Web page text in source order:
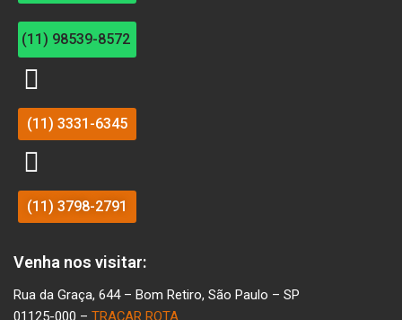
(11) 98539-8572
(11) 3331-6345
(11) 3798-2791
Venha nos visitar:
Rua da Graça, 644 – Bom Retiro, São Paulo – SP
01125-000 – TRAÇAR ROTA